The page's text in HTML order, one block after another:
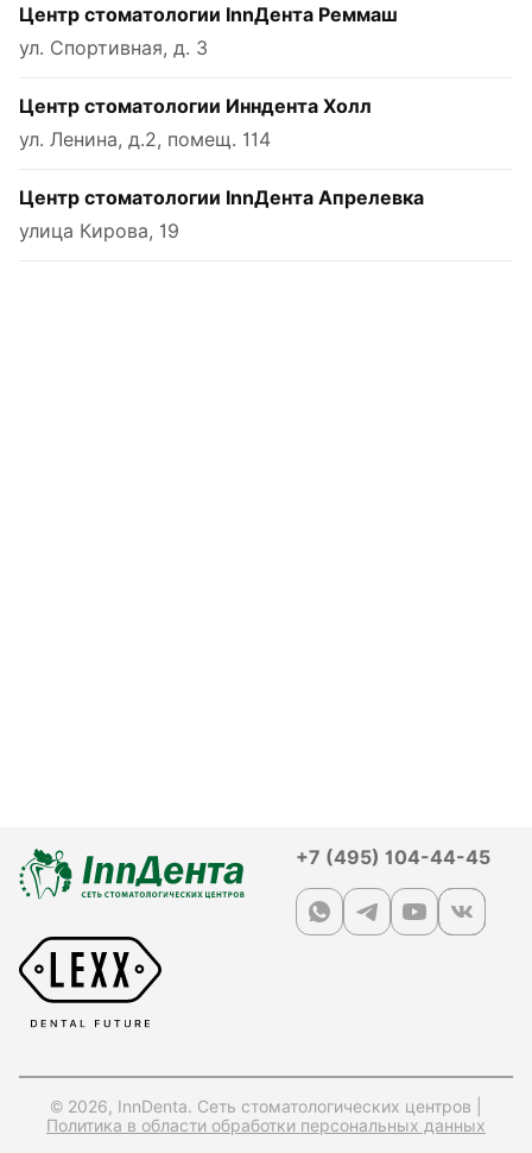
Центр стоматологии InnДента Реммаш
ул. Спортивная, д. 3
Центр стоматологии Инндента Холл
ул. Ленина, д.2, помещ. 114
Центр стоматологии InnДента Апрелевка
улица Кирова, 19
+7 (495) 104-44-45
© 2026, InnDenta. Сеть стоматологических центров |
Политика в области обработки персональных данных